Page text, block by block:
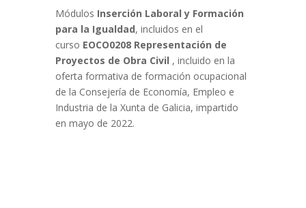
Módulos Inserción Laboral y Formación
para la Igualdad, incluidos en el
curso EOCO0208 Representación de
Proyectos de Obra Civil , incluido en la
oferta formativa de formación ocupacional
de la Consejería de Economía, Empleo e
Industria de la Xunta de Galicia, impartido
en mayo de 2022.